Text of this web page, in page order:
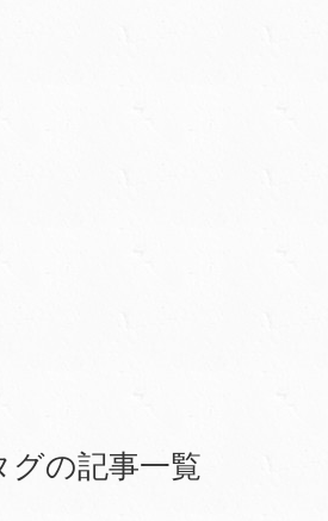
グの記事一覧